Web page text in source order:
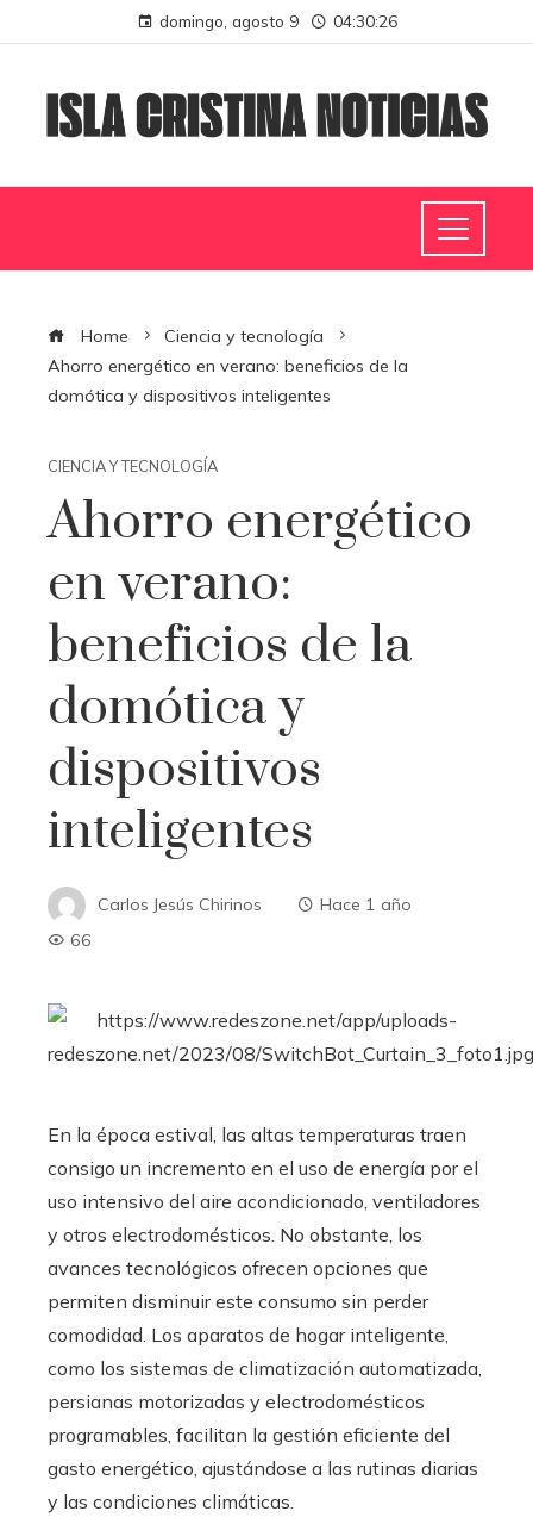
domingo, agosto 9 04:30:26
Home
Ciencia y tecnología
Ahorro energético en verano: beneficios de la
domótica y dispositivos inteligentes
CIENCIA Y TECNOLOGÍA
Ahorro energético
en verano:
beneficios de la
domótica y
dispositivos
inteligentes
Carlos Jesús Chirinos
Hace 1 año
66
En la época estival, las altas temperaturas traen
consigo un incremento en el uso de energía por el
uso intensivo del aire acondicionado, ventiladores
y otros electrodomésticos. No obstante, los
avances tecnológicos ofrecen opciones que
permiten disminuir este consumo sin perder
comodidad. Los aparatos de hogar inteligente,
como los sistemas de climatización automatizada,
persianas motorizadas y electrodomésticos
programables, facilitan la gestión eficiente del
gasto energético, ajustándose a las rutinas diarias
y las condiciones climáticas.